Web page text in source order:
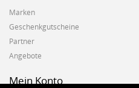
Marken
Geschenkgutscheine
Partner
Angebote
Mein Konto